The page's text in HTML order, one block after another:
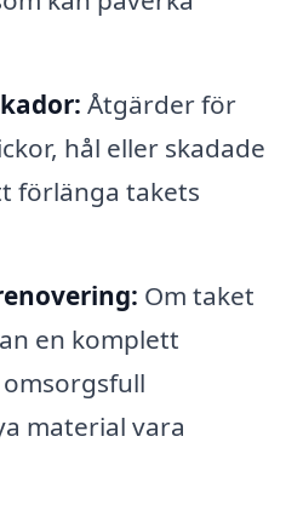
Åtgärder för
hål eller skadade
förlänga takets
Om taket
en komplett
material vara